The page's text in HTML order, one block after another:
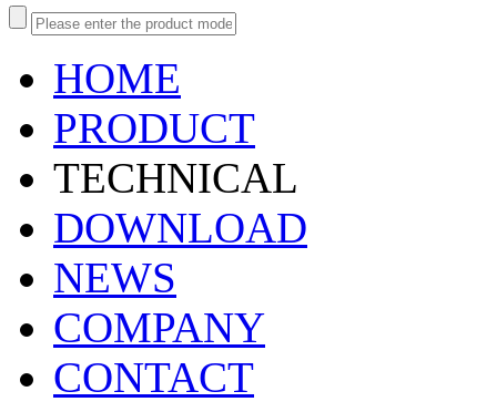
HOME
PRODUCT
TECHNICAL
DOWNLOAD
NEWS
COMPANY
CONTACT